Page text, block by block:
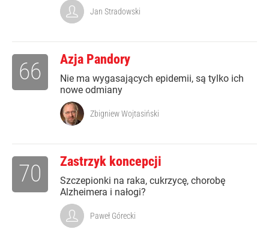
Jan Stradowski
Azja Pandory
Nie ma wygasających epidemii, są tylko ich
nowe odmiany
66
Zbigniew Wojtasiński
Zastrzyk koncepcji
Szczepionki na raka, cukrzycę, chorobę
Alzheimera i nałogi?
70
Paweł Górecki